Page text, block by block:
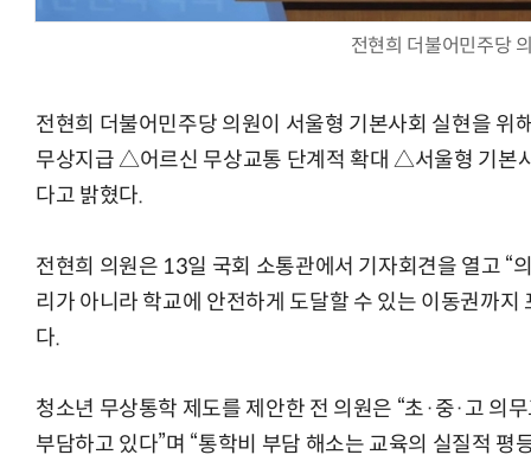
전현희 더불어민주당
전현희 더불어민주당 의원이 서울형 기본사회 실현을
무상지급 △어르신 무상교통 단계적 확대 △서울형 기본
다고 밝혔다.
전현희 의원은 13일 국회 소통관에서 기자회견을 열고 “
리가 아니라 학교에 안전하게 도달할 수 있는 이동권까지
다.
청소년 무상통학 제도를 제안한 전 의원은 “초·중·고 의
부담하고 있다”며 “통학비 부담 해소는 교육의 실질적 평